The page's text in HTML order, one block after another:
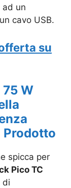
ad un
cavo USB.
su
W
Prodotto
spicca per
Pico TC
di